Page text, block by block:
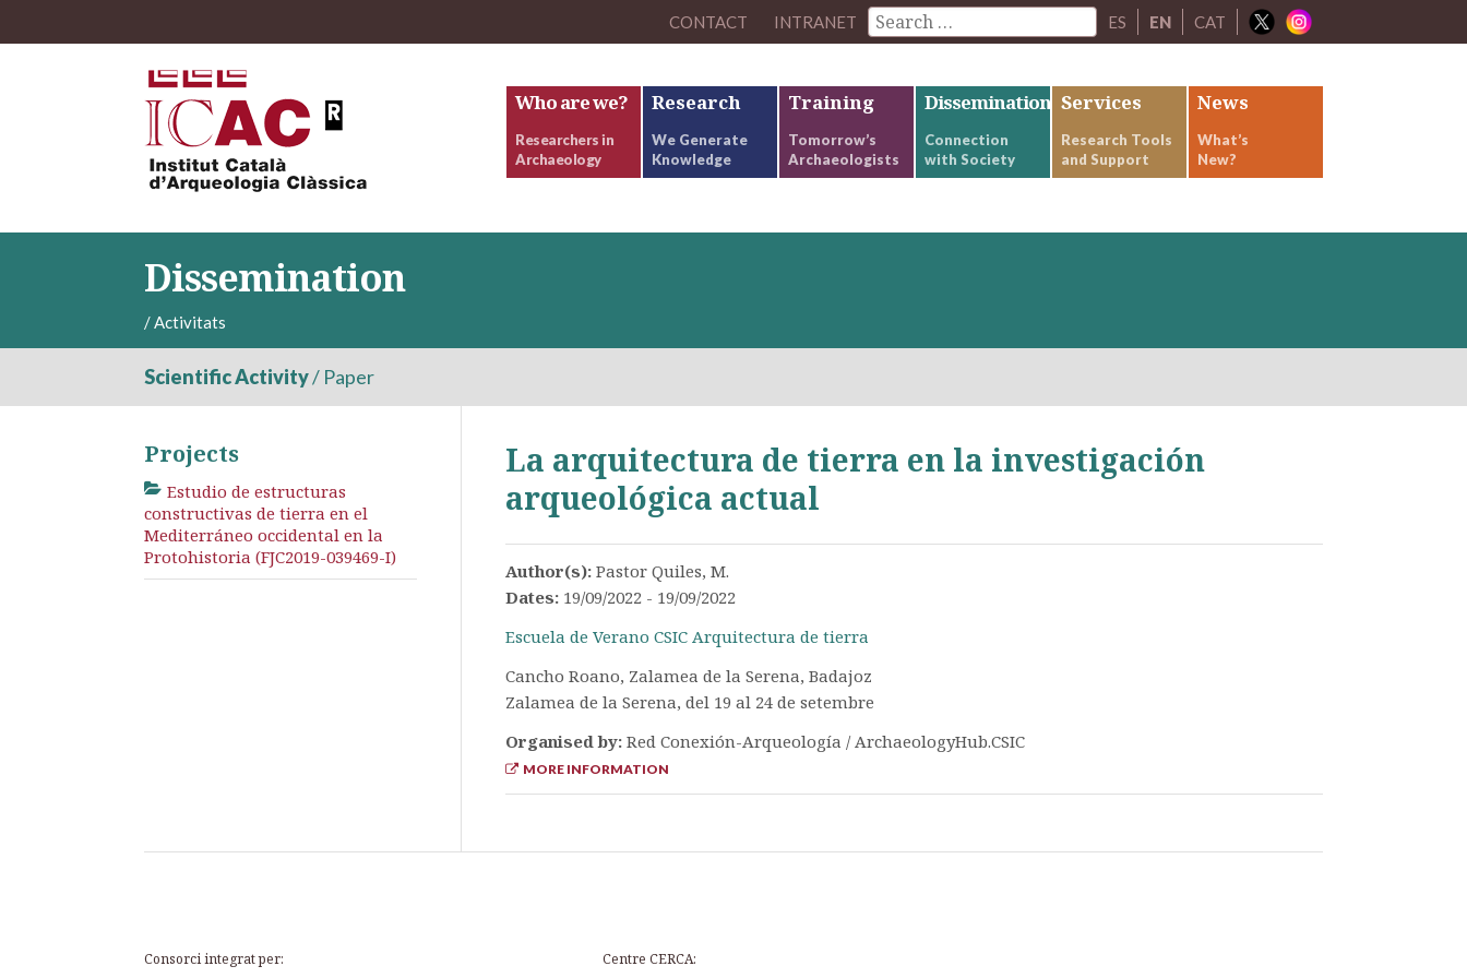
CONTACT INTRANET ES EN CAT
Who are we?
Researchers in
Archaeology
Research
We Generate
Knowledge
Training
Tomorrow’s
Archaeologists
Dissemination
Connection
with Society
Services
Research Tools
and Support
News
What’s
New?
Dissemination
/Activitats
Scientific Activity/ Paper
La arquitectura de tierra en la investigación
arqueológica actual
Author(s): Pastor Quiles, M.
Dates: 19/09/2022 - 19/09/2022
Escuela de Verano CSIC Arquitectura de tierra
Cancho Roano, Zalamea de la Serena, Badajoz
Zalamea de la Serena, del 19 al 24 de setembre
Organised by: Red Conexión-Arqueología / ArchaeologyHub.CSIC
MORE INFORMATION
Projects
Estudio de estructuras
constructivas de tierra en el
Mediterráneo occidental en la
Protohistoria (FJC2019-039469-I)
Consorci integrat per: Centre CERCA: